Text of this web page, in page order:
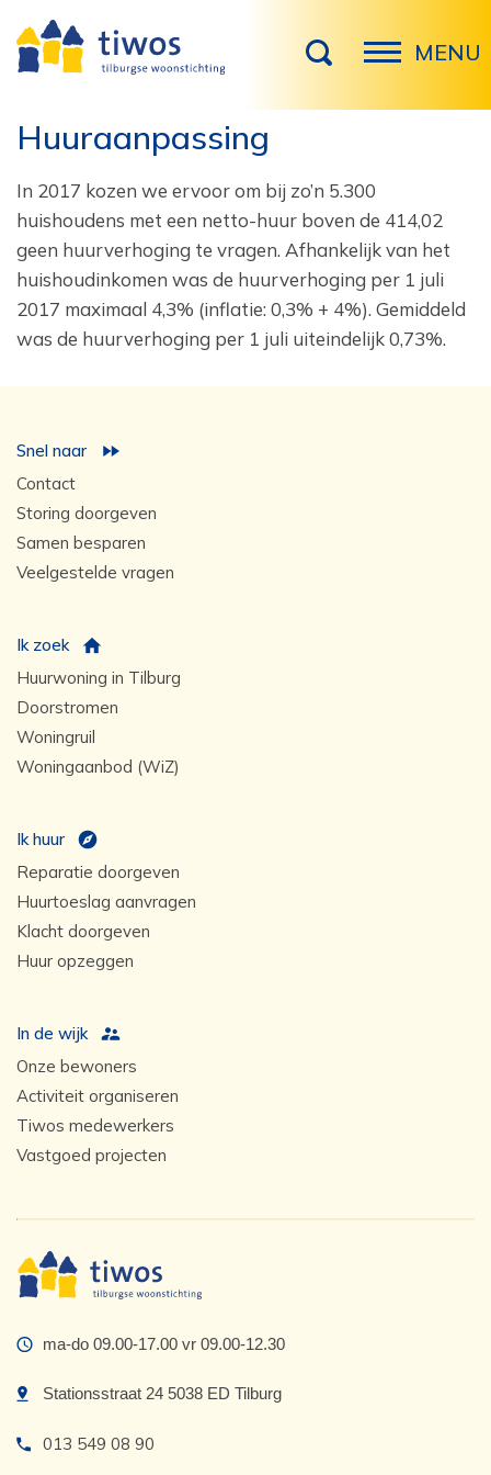
MENU
Huuraanpassing
In 2017 kozen we ervoor om bij zo’n 5.300
huishoudens met een netto-huur boven de 414,02
geen huurverhoging te vragen. Afhankelijk van het
huishoudinkomen was de huurverhoging per 1 juli
2017 maximaal 4,3% (inflatie: 0,3% + 4%). Gemiddeld
was de huurverhoging per 1 juli uiteindelijk 0,73%.
Snel naar
Contact
Storing doorgeven
Samen besparen
Veelgestelde vragen
Ik zoek
Huurwoning in Tilburg
Doorstromen
Woningruil
Woningaanbod (WiZ)
Ik huur
Reparatie doorgeven
Huurtoeslag aanvragen
Klacht doorgeven
Huur opzeggen
In de wijk
Onze bewoners
Activiteit organiseren
Tiwos medewerkers
Vastgoed projecten
ma-do 09.00-17.00 vr 09.00-12.30
Stationsstraat 24 5038 ED Tilburg
013 549 08 90